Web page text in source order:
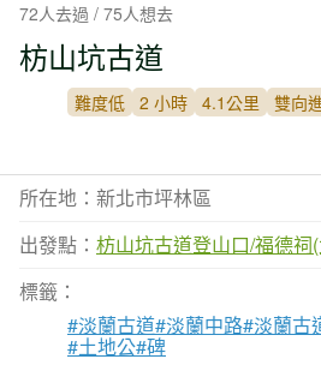
72人去過 / 75人想去
枋山坑古道
難度低 2 小時 4.1公里 雙向
所在地：新北市坪林區
出發點： 枋山坑古道登山口/福德祠
標籤：
#淡蘭古道#淡蘭中路#淡蘭古
#土地公#碑